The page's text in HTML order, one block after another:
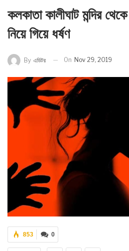
কলকাতা কালীঘাট মন্দির
নিয়ে গিয়ে ধর্ষণ
By এডিটর On Nov 29, 2019
0
853